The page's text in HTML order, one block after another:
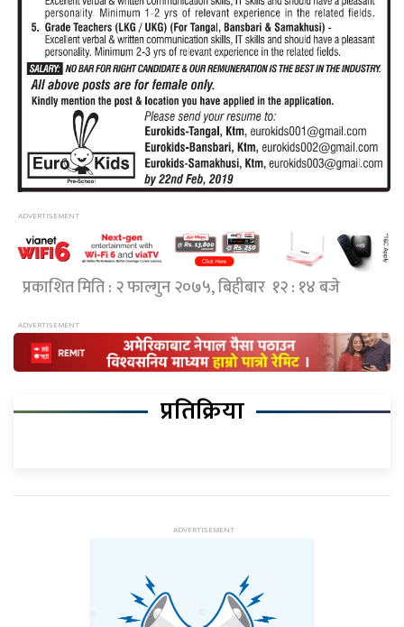
प्रकाशित मिति : २ फाल्गुन २०७५, बिहीबार १२ : १४ बजे
प्रतिक्रिया